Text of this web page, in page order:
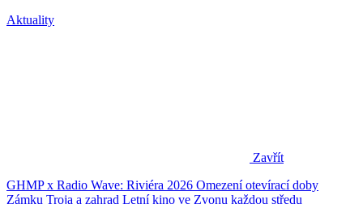
Aktuality
Zavřít
GHMP x Radio Wave: Riviéra 2026 Omezení otevírací doby
Zámku Troja a zahrad Letní kino ve Zvonu každou středu